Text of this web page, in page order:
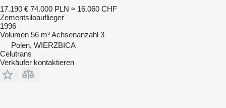
17.190 € 74.000 PLN ≈ 16.060 CHF
Zementsiloauflieger
1996
Volumen 56 m³Achsenanzahl 3
Polen, WIERZBICA
Celutrans
Verkäufer kontaktieren